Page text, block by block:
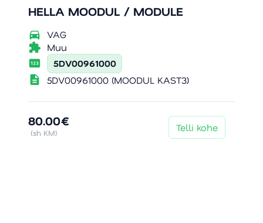
HELLA MOODUL / MODULE
directions_car VAG
extension Muu
pin 5DV00961000
description 5DV00961000 (MOODUL KAST3)
80.00€
(sh KM) Telli kohe